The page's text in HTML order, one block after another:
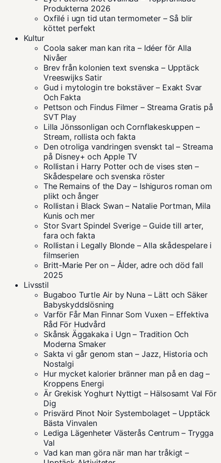
Produkterna 2026
Oxfilé i ugn tid utan termometer – Så blir
köttet perfekt
Kultur
Coola saker man kan rita – Idéer för Alla
Nivåer
Brev från kolonien text svenska – Upptäck
Vreeswijks Satir
Gud i mytologin tre bokstäver – Exakt Svar
Och Fakta
Pettson och Findus Filmer – Streama Gratis på
SVT Play
Lilla Jönssonligan och Cornflakeskuppen –
Stream, rollista och fakta
Den otroliga vandringen svenskt tal – Streama
på Disney+ och Apple TV
Rollistan i Harry Potter och de vises sten –
Skådespelare och svenska röster
The Remains of the Day – Ishiguros roman om
plikt och ånger
Rollistan i Black Swan – Natalie Portman, Mila
Kunis och mer
Stor Svart Spindel Sverige – Guide till arter,
fara och fakta
Rollistan i Legally Blonde – Alla skådespelare i
filmserien
Britt-Marie Per on – Ålder, adre och död fall
2025
Livsstil
Bugaboo Turtle Air by Nuna – Lätt och Säker
Babyskyddslösning
Varför Får Man Finnar Som Vuxen – Effektiva
Råd För Hudvård
Skånsk Äggakaka i Ugn – Tradition Och
Moderna Smaker
Sakta vi går genom stan – Jazz, Historia och
Nostalgi
Hur mycket kalorier bränner man på en dag –
Kroppens Energi
Är Grekisk Yoghurt Nyttigt – Hälsosamt Val För
Dig
Prisvärd Pinot Noir Systembolaget – Upptäck
Bästa Vinvalen
Lediga Lägenheter Västerås Centrum – Trygga
Val
Vad kan man göra när man har tråkigt –